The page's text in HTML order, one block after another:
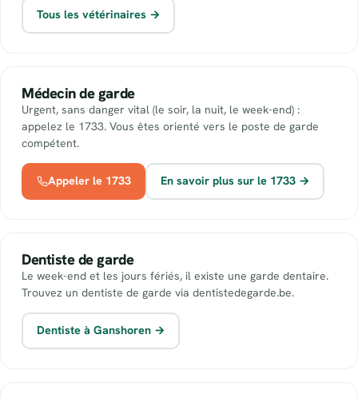
Tous les vétérinaires →
Médecin de garde
Urgent, sans danger vital (le soir, la nuit, le week-end) :
appelez le 1733. Vous êtes orienté vers le poste de garde
compétent.
Appeler le 1733 En savoir plus sur le 1733 →
Dentiste de garde
Le week-end et les jours fériés, il existe une garde dentaire.
Trouvez un dentiste de garde via dentistedegarde.be.
Dentiste à Ganshoren →